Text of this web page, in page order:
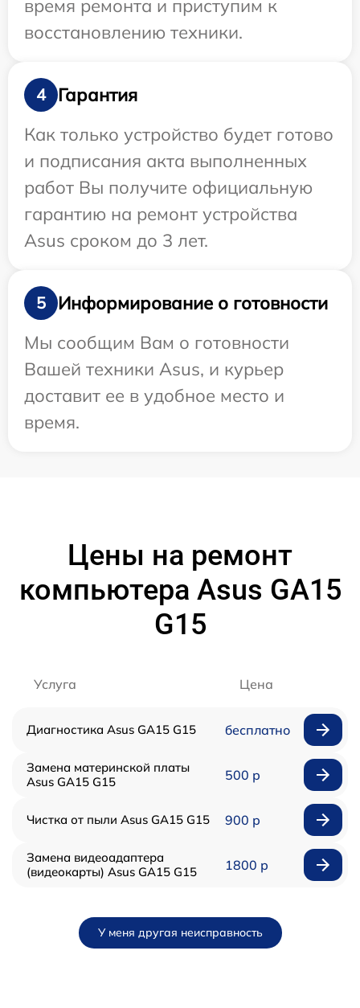
время ремонта и приступим к
восстановлению техники.
4
Гарантия
Как только устройство будет готово
и подписания акта выполненных
работ Вы получите официальную
гарантию на ремонт устройства
Asus сроком до 3 лет.
5
Информирование о готовности
Мы сообщим Вам о готовности
Вашей техники Asus, и курьер
доставит ее в удобное место и
время.
Цены на ремонт
компьютера Asus GA15
G15
Услуга Цена
Диагностика Asus GA15 G15 бесплатно
Замена материнской платы
Asus GA15 G15
500 р
Чистка от пыли Asus GA15 G15 900 р
Замена видеоадаптера
(видеокарты) Asus GA15 G15
1800 р
У меня другая неисправность